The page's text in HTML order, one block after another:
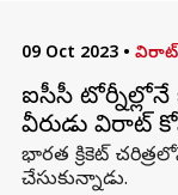
09 Oct 2023 • విరాట్
ఐసీసీ టోర్నీల్లోనే
వీరుడు విరాట్
భారత క్రికెట్
చేసుకున్నాడు.